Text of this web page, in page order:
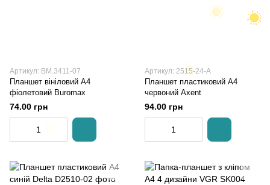
Артикул: BM.3411-07
Планшет вініловий А4
фіолетовий Buromax
74.00 грн
Артикул: 2515-24-A
Планшет пластиковий А4
червоний Axent
94.00 грн